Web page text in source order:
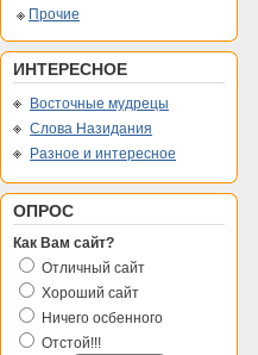
Прочие
ИНТЕРЕСНОЕ
Восточные мудрецы
Слова Назидания
Разное и интересное
ОПРОС
Как Вам сайт?
Отличный сайт
Хороший сайт
Ничего осбенного
Отстой!!!